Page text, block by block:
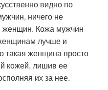
видно по
ничего не
женщин. Кожа мужчин
лучше и
такая женщина просто
кожей, лишив ее
их за нее.